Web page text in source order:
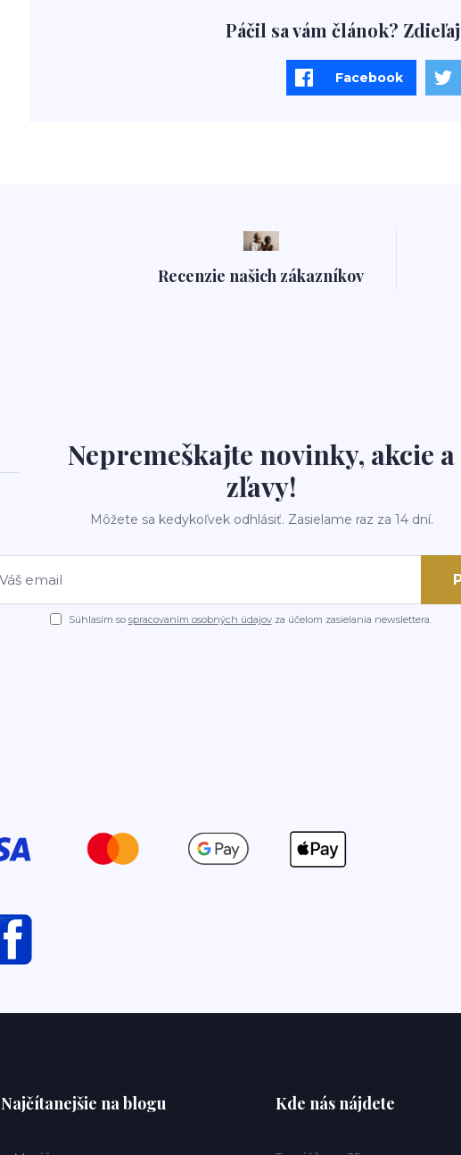
Páčil sa vám článok?
Facebook
Recenzie našich zákazníkov
Nepremeškajte novinky, akcie a
zľavy!
Môžete sa kedykoľvek odhlásiť. Zasielame raz za 14 dní.
Súhlasím so spracovaním osobných údajovza účelom zasielania newslettera.
Najčítanejšie na blogu Kde nás nájdete